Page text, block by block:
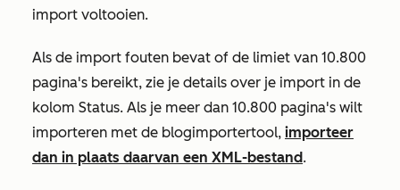
import voltooien.
Als de import fouten bevat of de limiet van 10.800
pagina's bereikt, zie je details over je import in de
kolom Status. Als je meer dan 10.800 pagina's wilt
importeren met de blogimportertool, importeer
dan in plaats daarvan een XML-bestand.